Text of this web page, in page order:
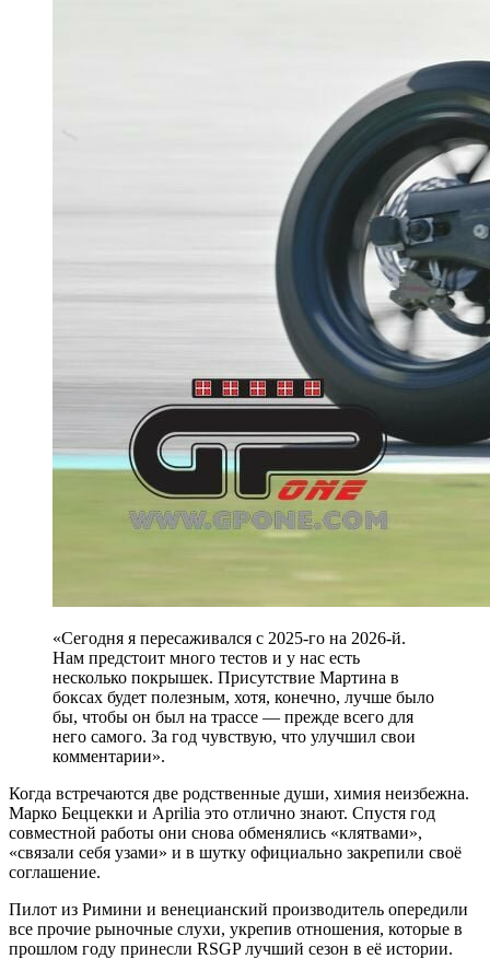
«Сегодня я пересаживался с 2025-го на 2026-й.
Нам предстоит много тестов и у нас есть
несколько покрышек. Присутствие Мартина в
боксах будет полезным, хотя, конечно, лучше было
бы, чтобы он был на трассе — прежде всего для
него самого. За год чувствую, что улучшил свои
комментарии».
Когда встречаются две родственные души, химия неизбежна.
Марко Беццекки и Aprilia это отлично знают. Спустя год
совместной работы они снова обменялись «клятвами»,
«связали себя узами» и в шутку официально закрепили своё
соглашение.
Пилот из Римини и венецианский производитель опередили
все прочие рыночные слухи, укрепив отношения, которые в
прошлом году принесли RSGP лучший сезон в её истории.